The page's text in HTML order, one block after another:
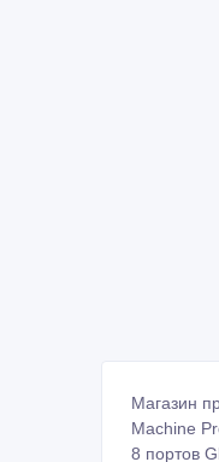
Магазин
Machine
8 портов